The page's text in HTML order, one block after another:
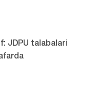
JDPU talabalari